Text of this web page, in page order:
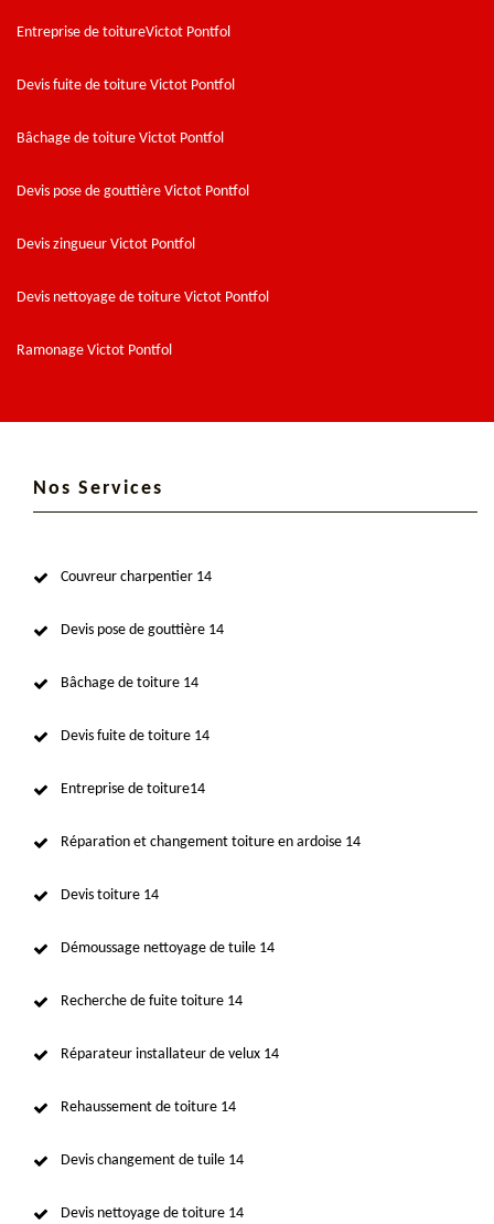
Entreprise de toitureVictot Pontfol
Devis fuite de toiture Victot Pontfol
Bâchage de toiture Victot Pontfol
Devis pose de gouttière Victot Pontfol
Devis zingueur Victot Pontfol
Devis nettoyage de toiture Victot Pontfol
Ramonage Victot Pontfol
Nos Services
Couvreur charpentier 14
Devis pose de gouttière 14
Bâchage de toiture 14
Devis fuite de toiture 14
Entreprise de toiture14
Réparation et changement toiture en ardoise 14
Devis toiture 14
Démoussage nettoyage de tuile 14
Recherche de fuite toiture 14
Réparateur installateur de velux 14
Rehaussement de toiture 14
Devis changement de tuile 14
Devis nettoyage de toiture 14